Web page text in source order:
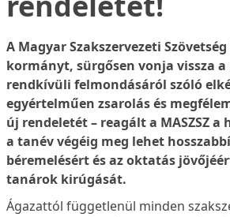
A Magyar Szakszervezeti
kormányt, sürgősen vonja vissza a
rendkívüli felmondásáról szóló
egyértelműen zsarolás és
új rendeletét – reagált a MASZSZ
a tanév végéig meg lehet
béremelésért és az oktatás
tanárok kirúgását.
Ágazattól függetlenül minden